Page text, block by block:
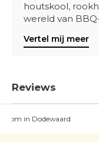
houtskool,
wereld van
Vertel mij meer
Reviews
in Dodewaard